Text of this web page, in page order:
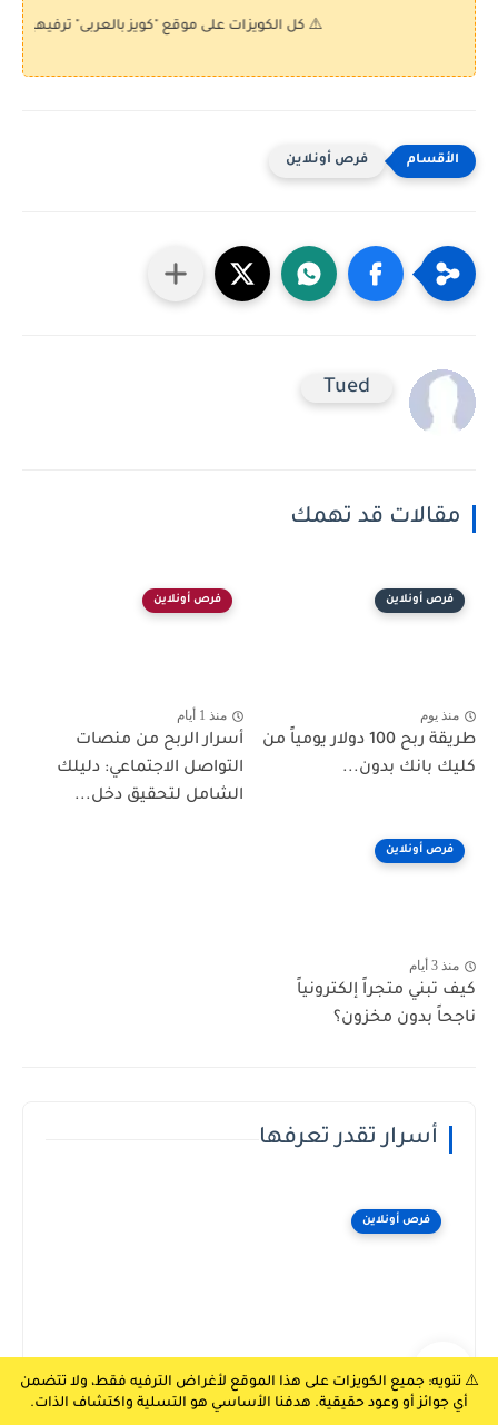
⚠️ كل الكويزات على موقع "كويز بالعربى" ترفيهية فقط، ولا
فرص أونلاين
Tued
مقالات قد تهمك
فرص أونلاين
منذ يوم
طريقة ربح 100 دولار يومياً من
كليك بانك بدون...
فرص أونلاين
منذ 1 أيام
أسرار الربح من منصات
التواصل الاجتماعي: دليلك
الشامل لتحقيق دخل...
فرص أونلاين
منذ 3 أيام
كيف تبني متجراً إلكترونياً
ناجحاً بدون مخزون؟
أسرار تقدر تعرفها
فرص أونلاين
⚠️ تنويه: جميع الكويزات على هذا الموقع لأغراض الترفيه فقط، ولا تتضمن
أي جوائز أو وعود حقيقية. هدفنا الأساسي هو التسلية واكتشاف الذات.